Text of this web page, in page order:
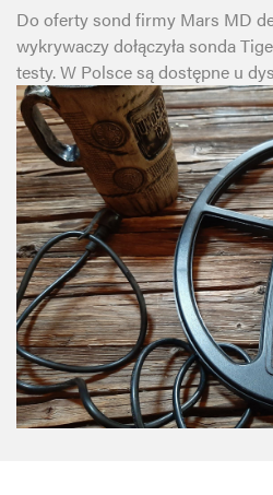
Do oferty sond firmy Mars MD
wykrywaczy dołączyła sonda
testy. W Polsce są dostępne u